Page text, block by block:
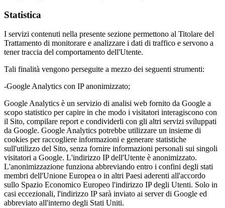
Statistica
I servizi contenuti nella presente sezione permettono al Titolare del
Trattamento di monitorare e analizzare i dati di traffico e servono a
tener traccia del comportamento dell'Utente.
Tali finalità vengono perseguite a mezzo dei seguenti strumenti:
-Google Analytics con IP anonimizzato;
Google Analytics è un servizio di analisi web fornito da Google a
scopo statistico per capire in che modo i visitatori interagiscono con
il Sito, compilare report e condividerli con gli altri servizi sviluppati
da Google. Google Analytics potrebbe utilizzare un insieme di
cookies per raccogliere informazioni e generare statistiche
sull'utilizzo del Sito, senza fornire informazioni personali sui singoli
visitatori a Google. L'indirizzo IP dell'Utente è anonimizzato.
L'anonimizzazione funziona abbreviando entro i confini degli stati
membri dell'Unione Europea o in altri Paesi aderenti all'accordo
sullo Spazio Economico Europeo l'indirizzo IP degli Utenti. Solo in
casi eccezionali, l'indirizzo IP sarà inviato ai server di Google ed
abbreviato all'interno degli Stati Uniti.